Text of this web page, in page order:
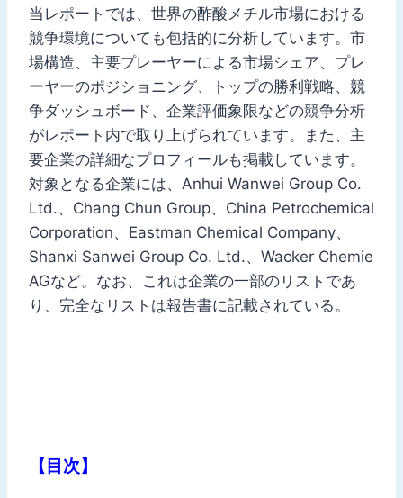
当レポートでは、世界の酢酸メチル市場における
競争環境についても包括的に分析しています。市
場構造、主要プレーヤーによる市場シェア、プレ
ーヤーのポジショニング、トップの勝利戦略、競
争ダッシュボード、企業評価象限などの競争分析
がレポート内で取り上げられています。また、主
要企業の詳細なプロフィールも掲載しています。
対象となる企業には、Anhui Wanwei Group Co.
Ltd.、Chang Chun Group、China Petrochemical
Corporation、Eastman Chemical Company、
Shanxi Sanwei Group Co. Ltd.、Wacker Chemie
AGなど。なお、これは企業の一部のリストであ
り、完全なリストは報告書に記載されている。
【目次】